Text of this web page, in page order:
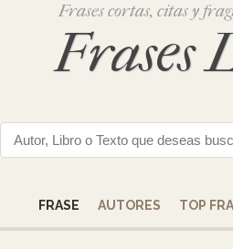
Frases cortas, citas y
Frases
FRASE
AUTORES TOP